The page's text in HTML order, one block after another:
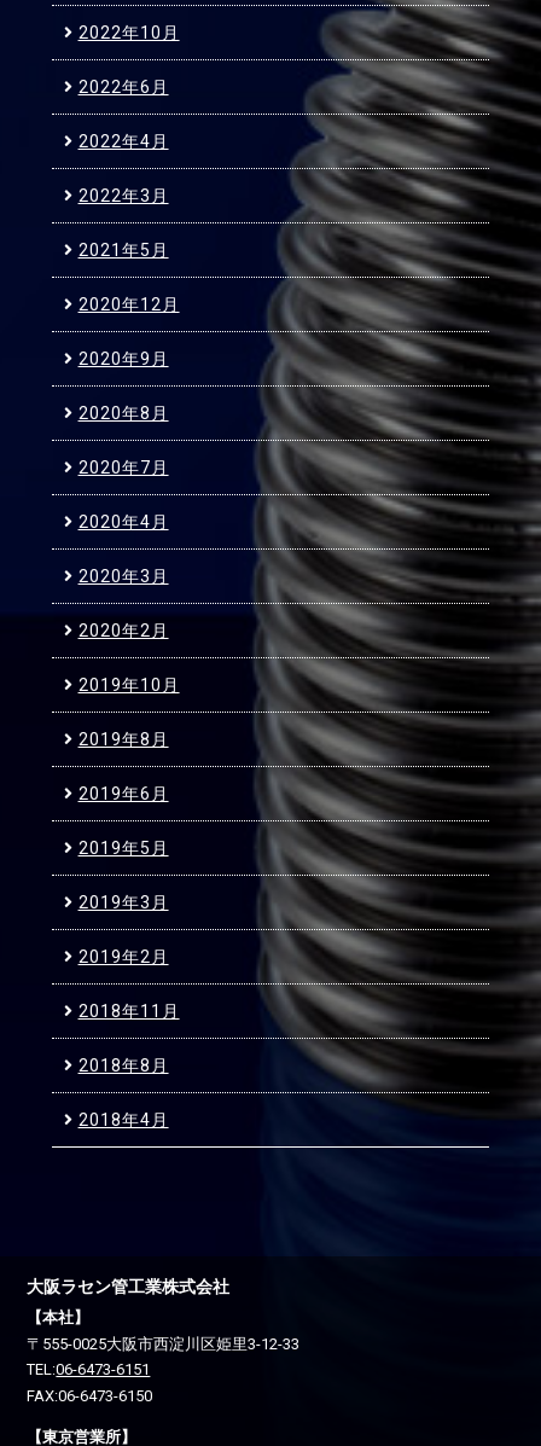
2022年10月
2022年6月
2022年4月
2022年3月
2021年5月
2020年12月
2020年9月
2020年8月
2020年7月
2020年4月
2020年3月
2020年2月
2019年10月
2019年8月
2019年6月
2019年5月
2019年3月
2019年2月
2018年11月
2018年8月
2018年4月
大阪ラセン管工業株式会社
【本社】
〒555-0025大阪市西淀川区姫里3-12-33
TEL:06-6473-6151
FAX:06-6473-6150
【東京営業所】